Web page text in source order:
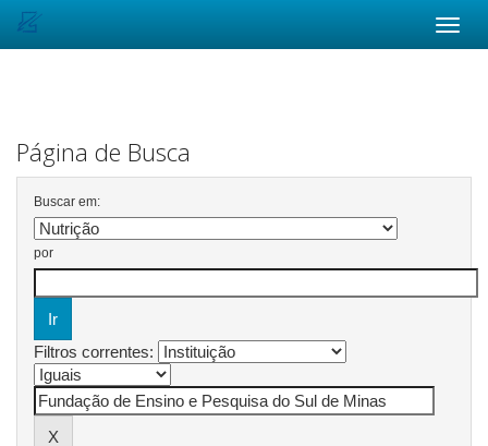
Página de Busca
Buscar em:
por
Filtros correntes: